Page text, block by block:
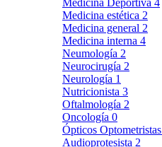
Medicina Deportiva 4
Medicina estética 2
Medicina general 2
Medicina interna 4
Neumología 2
Neurocirugía 2
Neurología 1
Nutricionista 3
Oftalmología 2
Oncología 0
Ópticos Optometristas
Audioprotesista 2